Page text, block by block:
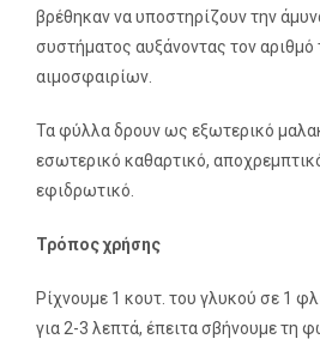
βρέθηκαν να υποστηρίζουν την
συστήματος αυξάνοντας τον
αιμοσφαιρίων.
Τα φύλλα δρουν ως εξωτερικό
εσωτερικό καθαρτικό,
εφιδρωτικό.
Τρόπος χρήσης
Ρίχνουμε 1 κουτ. του γλυκού σε 1
για 2-3 λεπτά, έπειτα σβήνουμε τη